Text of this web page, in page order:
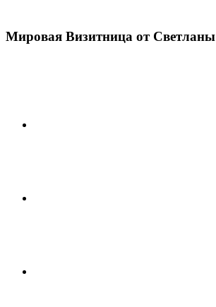
Мировая Визитница от Светланы